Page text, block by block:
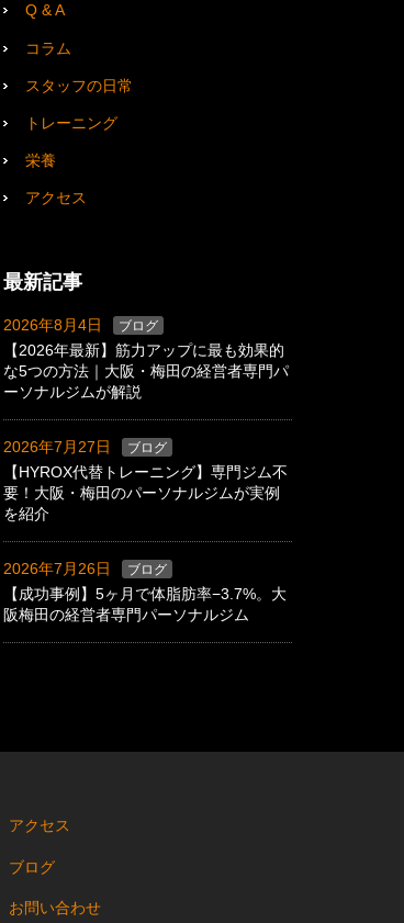
Q & A
コラム
スタッフの日常
トレーニング
栄養
アクセス
最新記事
2026年8月4日 ブログ
【2026年最新】筋力アップに最も効果的
な5つの方法｜大阪・梅田の経営者専門パ
ーソナルジムが解説
2026年7月27日 ブログ
【HYROX代替トレーニング】専門ジム不
要！大阪・梅田のパーソナルジムが実例
を紹介
2026年7月26日 ブログ
【成功事例】5ヶ月で体脂肪率−3.7%。大
阪梅田の経営者専門パーソナルジム
アクセス
ブログ
お問い合わせ